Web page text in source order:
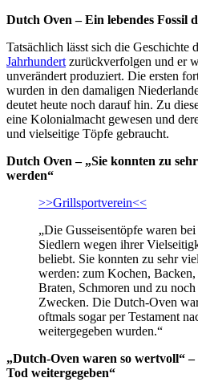
Dutch Oven – Ein lebendes Fossil
Tatsächlich lässt sich die Geschichte
Jahrhundert zurückverfolgen und er
unverändert produziert. Die ersten
wurden in den damaligen
deutet heute noch darauf hin. Zu
eine Kolonialmacht gewesen und
und vielseitige Töpfe gebraucht.
Dutch Oven – „Sie konnten zu
werden“
>>Grillsportverein<<
„Die Gusseisentöpfe waren
Siedlern wegen ihrer
beliebt. Sie konnten zu sehr
werden: zum Kochen,
Braten, Schmoren und zu
Zwecken. Die Dutch-Oven
oftmals sogar per Testament
weitergegeben wurden.“
„Dutch-Oven waren so wertvoll“
Tod weitergegeben“